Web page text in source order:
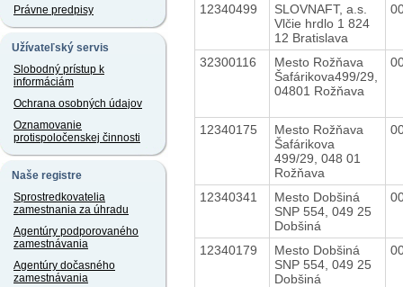
Právne predpisy
Užívateľský servis
Slobodný prístup k
informáciám
Ochrana osobných údajov
Oznamovanie
protispoločenskej činnosti
Naše registre
Sprostredkovatelia
zamestnania za úhradu
Agentúry podporovaného
zamestnávania
Agentúry dočasného
zamestnávania
12340499
SLOVNAFT, a.s.
Vlčie hrdlo 1 824
12 Bratislava
32300116
Mesto Rožňava
Šafárikova499/29,
04801 Rožňava
12340175
Mesto Rožňava
Šafárikova
499/29, 048 01
Rožňava
12340341
Mesto Dobšiná
SNP 554, 049 25
Dobšiná
12340179
Mesto Dobšiná
SNP 554, 049 25
Dobšiná